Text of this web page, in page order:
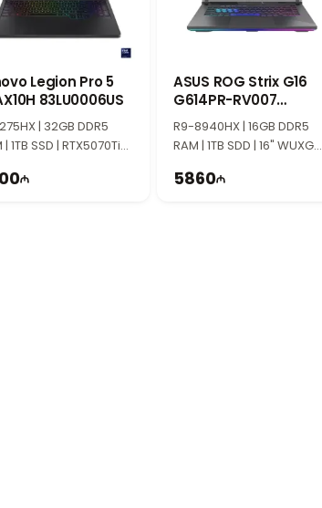
Legion Pro 5
83LU0006US
| 32GB DDR5
| 1TB SSD | RTX5070Ti
ASUS ROG Strix G16
G614PR-RV007
90NR0NJ7-M00080
R9-8940HX | 16GB DDR5
RAM | 1TB SDD | 16" WUXGA |
5860